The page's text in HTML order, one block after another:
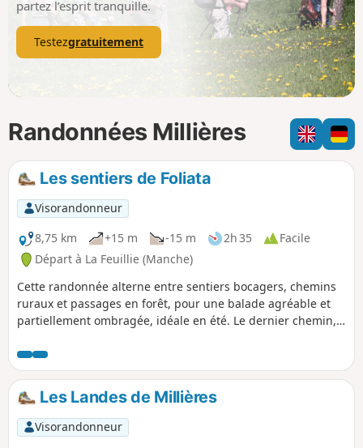
partez l’esprit tranquille.
Testezgratuitement
Randonnées Millières
Les sentiers de Foliata
Visorandonneur
8,75 km
+15 m -15 m 2h 35
Facile
Départ à La Feuillie (Manche)
Cette randonnée alterne entre sentiers bocagers, chemins
ruraux et passages en forêt, pour une balade agréable et
partiellement ombragée, idéale en été. Le dernier chemin,
tout en offrant une jolie vue sur les landes humides et
l’église de La Feuillie.
Les Landes de Millières
Visorandonneur